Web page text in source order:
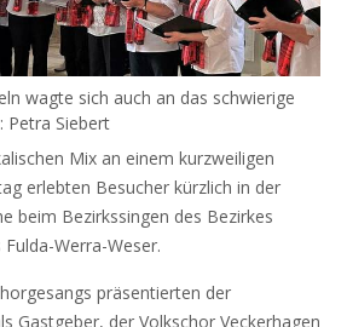
wagte sich auch an das schwierige
Petra Siebert
Mix an einem kurzweiligen
erlebten Besucher kürzlich in der
beim Bezirkssingen des Bezirkes
Werra-Weser.
präsentierten der
Gastgeber, der Volkschor Veckerhagen